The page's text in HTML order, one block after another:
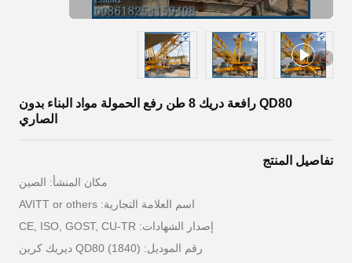
QD80 رافعة دريك 8 طن رفع الحمولة مواد البناء بدون
الصاري
تفاصيل المنتج
مكان المنشأ: الصين
اسم العلامة التجارية: AVITT or others
إصدار الشهادات: CE, ISO, GOST, CU-TR
رقم الموديل: QD80 (1840) ديريك كرين